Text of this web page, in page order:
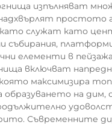
изпълняват
простото
служат като
събирания,
елементи в
включват
максимизира
образуването на дим,
Съвременните